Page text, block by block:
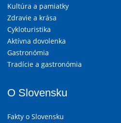
Kultúra a pamiatky
Zdravie a krása
Cykloturistika
Aktívna dovolenka
Gastronómia
Tradície a gastronómia
O Slovensku
Fakty o Slovensku